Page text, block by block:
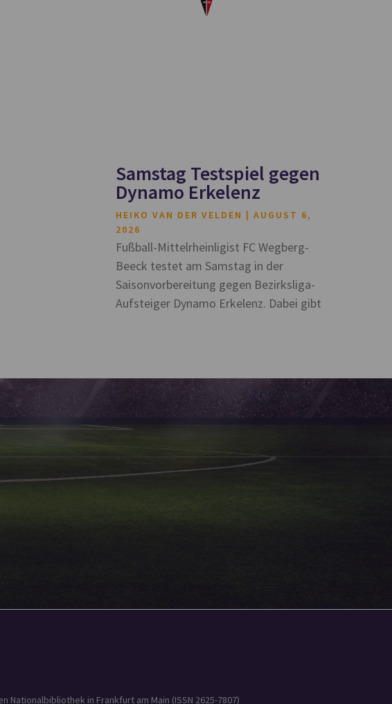
Samstag Testspiel gegen
Dynamo Erkelenz
HEIKO VAN DER VELDEN
AUGUST 6,
2026
Fußball-Mittelrheinligist FC Wegberg-
Beeck testet am Samstag in der
Saisonvorbereitung gegen Bezirksliga-
Aufsteiger Dynamo Erkelenz. Dabei gibt
in Frankfurt am Main (ISSN 2625-7807)